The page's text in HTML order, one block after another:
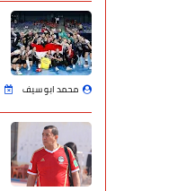
محمد ابو سيف